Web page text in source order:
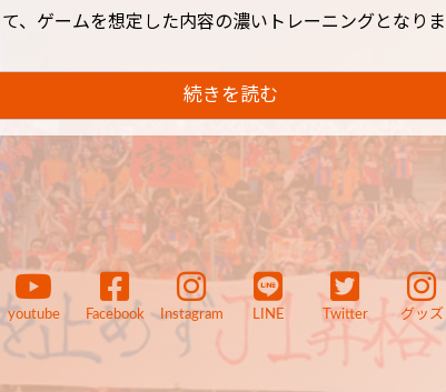
、ゲームを想定した内容の濃いトレーニングとなりま
続きを読む
youtube Facebook Instagram LINE Twitter グッズ